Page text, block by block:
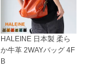
HALEINE 日本製 柔ら
か牛革 2WAYバッグ 4F
B